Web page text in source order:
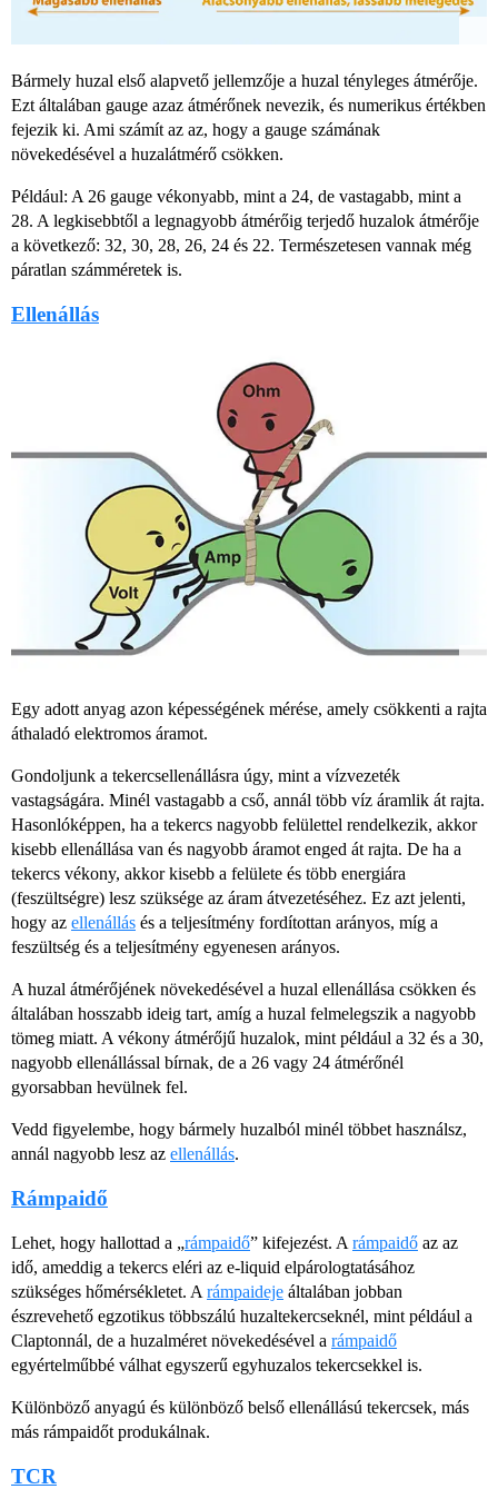
Bármely huzal első alapvető jellemzője a huzal tényleges átmérője.
Ezt általában gauge azaz átmérőnek nevezik, és numerikus értékben
fejezik ki. Ami számít az az, hogy a gauge számának
növekedésével a huzalátmérő csökken.
Például: A 26 gauge vékonyabb, mint a 24, de vastagabb, mint a
28. A legkisebbtől a legnagyobb átmérőig terjedő huzalok átmérője
a következő: 32, 30, 28, 26, 24 és 22. Természetesen vannak még
páratlan számméretek is.
Ellenállás
Egy adott anyag azon képességének mérése, amely csökkenti a rajta
áthaladó elektromos áramot.
Gondoljunk a tekercsellenállásra úgy, mint a vízvezeték
vastagságára. Minél vastagabb a cső, annál több víz áramlik át rajta.
Hasonlóképpen, ha a tekercs nagyobb felülettel rendelkezik, akkor
kisebb ellenállása van és nagyobb áramot enged át rajta. De ha a
tekercs vékony, akkor kisebb a felülete és több energiára
(feszültségre) lesz szüksége az áram átvezetéséhez. Ez azt jelenti,
hogy az ellenállás és a teljesítmény fordítottan arányos, míg a
feszültség és a teljesítmény egyenesen arányos.
A huzal átmérőjének növekedésével a huzal ellenállása csökken és
általában hosszabb ideig tart, amíg a huzal felmelegszik a nagyobb
tömeg miatt. A vékony átmérőjű huzalok, mint például a 32 és a 30,
nagyobb ellenállással bírnak, de a 26 vagy 24 átmérőnél
gyorsabban hevülnek fel.
Vedd figyelembe, hogy bármely huzalból minél többet használsz,
annál nagyobb lesz az ellenállás.
Rámpaidő
Lehet, hogy hallottad a „rámpaidő” kifejezést. A rámpaidő az az
idő, ameddig a tekercs eléri az e-liquid elpárologtatásához
szükséges hőmérsékletet. A rámpaideje általában jobban
észrevehető egzotikus többszálú huzaltekercseknél, mint például a
Claptonnál, de a huzalméret növekedésével a rámpaidő
egyértelműbbé válhat egyszerű egyhuzalos tekercsekkel is.
Különböző anyagú és különböző belső ellenállású tekercsek, más
más rámpaidőt produkálnak.
TCR